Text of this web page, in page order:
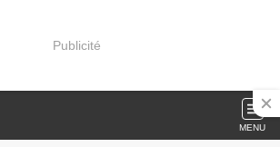
Publicité
MENU